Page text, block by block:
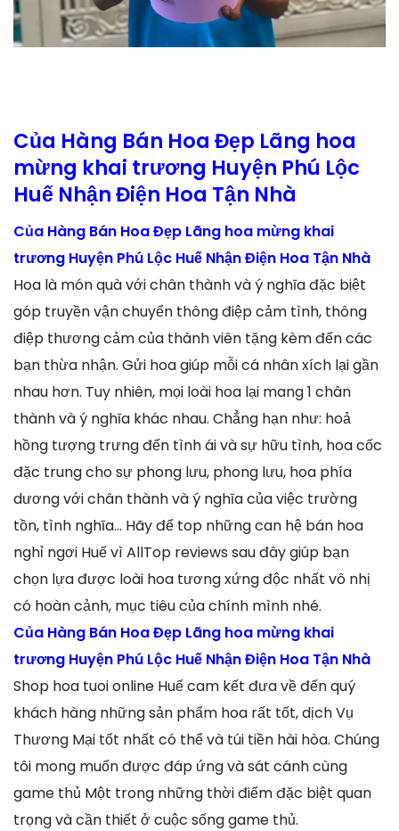
Của Hàng Bán Hoa Đẹp Lãng hoa
mừng khai trương Huyện Phú Lộc
Huế Nhận Điện Hoa Tận Nhà
Của Hàng Bán Hoa Đẹp Lãng hoa mừng khai
trương Huyện Phú Lộc Huế Nhận Điện Hoa Tận Nhà
Hoa là món quà với chân thành và ý nghĩa đặc biệt
góp truyền vận chuyển thông điệp cảm tình, thông
điệp thương cảm của thành viên tặng kèm đến các
bạn thừa nhận. Gửi hoa giúp mỗi cá nhân xích lại gần
nhau hơn. Tuy nhiên, mọi loài hoa lại mang 1 chân
thành và ý nghĩa khác nhau. Chẳng hạn như: hoả
hồng tượng trưng đến tình ái và sự hữu tình, hoa cốc
đặc trung cho sự phong lưu, phong lưu, hoa phía
dương với chân thành và ý nghĩa của việc trường
tồn, tình nghĩa… Hãy để top những can hệ bán hoa
nghỉ ngơi Huế vì AllTop reviews sau đây giúp bạn
chọn lựa được loài hoa tương xứng độc nhất vô nhị
có hoàn cảnh, mục tiêu của chính mình nhé.
Của Hàng Bán Hoa Đẹp Lãng hoa mừng khai
trương Huyện Phú Lộc Huế Nhận Điện Hoa Tận Nhà
Shop hoa tuoi online Huế cam kết đưa về đến quý
khách hàng những sản phẩm hoa rất tốt, dịch Vụ
Thương Mại tốt nhất có thể và túi tiền hài hòa. Chúng
tôi mong muốn được đáp ứng và sát cánh cùng
game thủ Một trong những thời điểm đặc biệt quan
trọng và cần thiết ở cuộc sống game thủ.